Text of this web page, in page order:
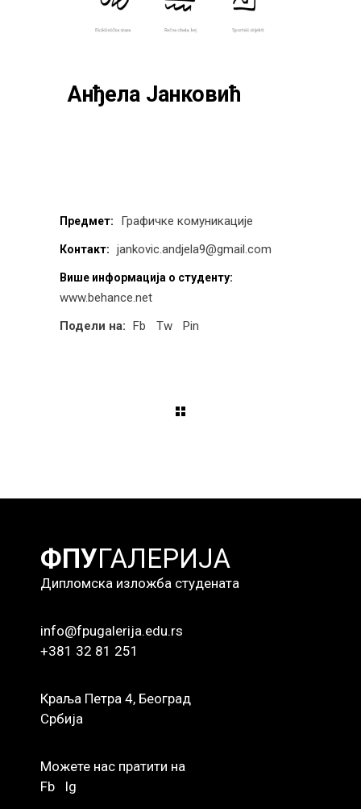
Анђела Јанковић
Предмет: Графичке комуникације
Контакт: jankovic.andjela9@gmail.com
Више информација о студенту:
www.behance.net
Подели на:
Fb Tw Pin
ФПУГАЛЕРИЈА
Дипломска изложба студената
info@fpugalerija.edu.rs
+381 32 81 251
Краља Петра 4, Београд
Србија
Можете нас пратити на
Fb
Ig